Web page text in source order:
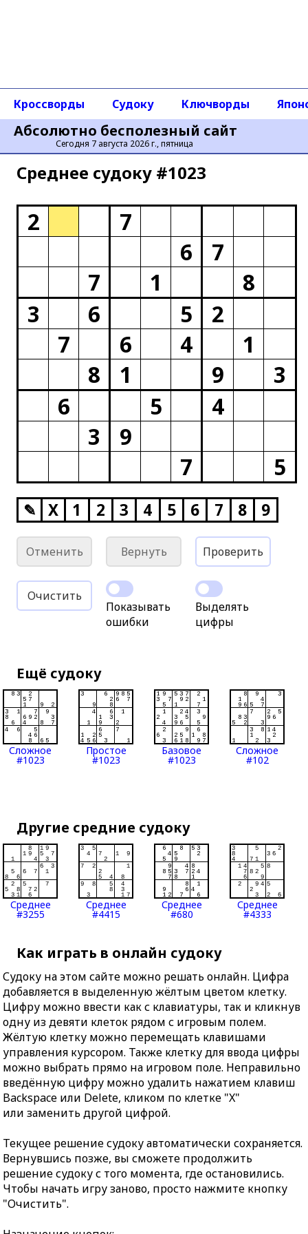
Абсолютно бесполезный сайт
Сегодня 7 августа 2026 г., пятница
Кроссворды Судоку Ключворды
Среднее cудоку #1023
2
7
6
7
7
1
8
3
6 5
2
7
6 4
1
8
1 9
3
6
5
4
3
9
7
5
✎ X 1 2 3 4 5 6 7 8 9
Отменить Вернуть Проверить
Очистить
Показывать
ошибки
Выделять
цифры
Ещё судоку
Сложное
#1023
Простое
#1023
Базовое
#1023
Сложное
#102
Другие средние судоку
Среднее
#3255
Среднее
#4415
Среднее
#680
Среднее
#4333
Как играть в онлайн судоку
Судоку на этом сайте можно решать онлайн. Цифра
добавляется в выделенную жёлтым цветом клетку.
Цифру можно ввести как с клавиатуры, так и кликнув
одну из девяти клеток рядом с игровым полем.
Жёлтую клетку можно перемещать клавишами
управления курсором. Также клетку для ввода цифры
можно выбрать прямо на игровом поле. Неправильно
введённую цифру можно удалить нажатием клавиш
Backspace или Delete, кликом по клетке "X"
или заменить другой цифрой.
Текущее решение судоку автоматически сохраняется.
Вернувшись позже, вы сможете продолжить
решение судоку с того момента, где остановились.
Чтобы начать игру заново, просто нажмите кнопку
"Очистить".